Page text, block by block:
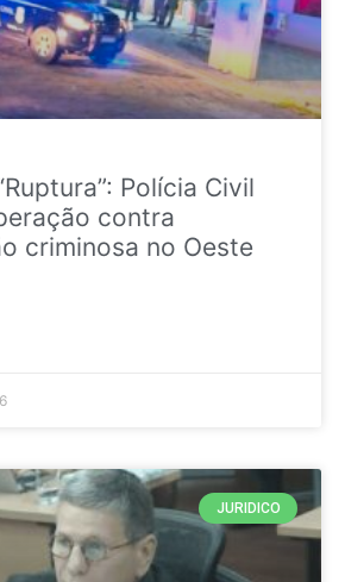
Polícia Civil
contra
criminosa no Oeste
JURIDICO